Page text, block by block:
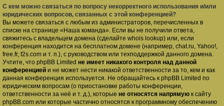
С кем можно связаться по вопросу некорректного использования и/или
юридических вопросов, связанных с этой конференцией?
Вы можете связаться с любым из администраторов, перечисленных в
списке на странице «Наша команда». Если вы не получили ответа,
свяжитесь с владельцем домена (сделайте whois lookup) или, если
конференция находится на бесплатном домене (например, chat.ru, Yahoo!,
free.fr, f2s.com и т. п.), с руководством или техподдержкой данного домена.
Учтите, что phpBB Limited не имеет никакого контроля над данной
конференцией и не может нести никакой ответственности за то, кем и как
данная конференция используется. Не обращайтесь к phpBB Limited по
юридическим вопросам (о приостановке работы конференции,
ответственности за неё и т. д.), которые не относятся напрямую к сайту
phpBB.com или которые частично относятся к программному обеспечению